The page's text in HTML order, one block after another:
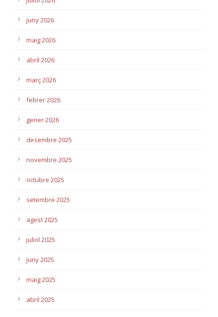
juny 2026
maig 2026
abril 2026
març 2026
febrer 2026
gener 2026
desembre 2025
novembre 2025
octubre 2025
setembre 2025
agost 2025
juliol 2025
juny 2025
maig 2025
abril 2025